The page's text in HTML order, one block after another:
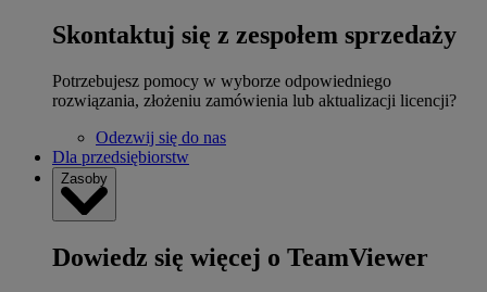
Skontaktuj się z zespołem sprzedaży
Potrzebujesz pomocy w wyborze odpowiedniego
rozwiązania, złożeniu zamówienia lub aktualizacji licencji?
Odezwij się do nas
Dla przedsiębiorstw
Zasoby
Dowiedz się więcej o TeamViewer